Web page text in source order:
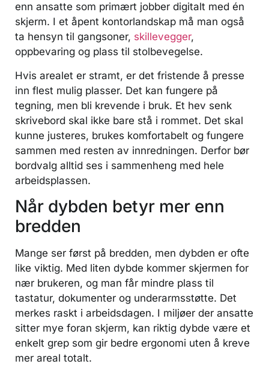
enn ansatte som primært jobber digitalt med én
skjerm. I et åpent kontorlandskap må man også
ta hensyn til gangsoner, skillevegger,
oppbevaring og plass til stolbevegelse.
Hvis arealet er stramt, er det fristende å presse
inn flest mulig plasser. Det kan fungere på
tegning, men bli krevende i bruk. Et hev senk
skrivebord skal ikke bare stå i rommet. Det skal
kunne justeres, brukes komfortabelt og fungere
sammen med resten av innredningen. Derfor bør
bordvalg alltid ses i sammenheng med hele
arbeidsplassen.
Når dybden betyr mer enn
bredden
Mange ser først på bredden, men dybden er ofte
like viktig. Med liten dybde kommer skjermen for
nær brukeren, og man får mindre plass til
tastatur, dokumenter og underarmsstøtte. Det
merkes raskt i arbeidsdagen. I miljøer der ansatte
sitter mye foran skjerm, kan riktig dybde være et
enkelt grep som gir bedre ergonomi uten å kreve
mer areal totalt.